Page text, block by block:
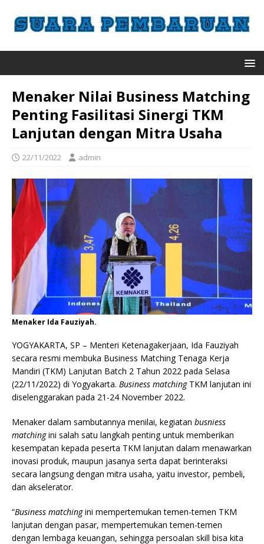
Menaker Nilai Business Matching
Penting Fasilitasi Sinergi TKM
Lanjutan dengan Mitra Usaha
22/11/2022 admin
Menaker Ida Fauziyah.
YOGYAKARTA, SP – Menteri Ketenagakerjaan, Ida Fauziyah
secara resmi membuka Business Matching Tenaga Kerja
Mandiri (TKM) Lanjutan Batch 2 Tahun 2022 pada Selasa
(22/11/2022) di Yogyakarta. Business matchingTKM lanjutan ini
diselenggarakan pada 21-24 November 2022.
Menaker dalam sambutannya menilai, kegiatan busniess
matchingini salah satu langkah penting untuk memberikan
kesempatan kepada peserta TKM lanjutan dalam menawarkan
inovasi produk, maupun jasanya serta dapat berinteraksi
secara langsung dengan mitra usaha, yaitu investor, pembeli,
dan akselerator.
“Business matchingini mempertemukan temen-temen TKM
lanjutan dengan pasar, mempertemukan temen-temen
dengan lembaga keuangan, sehingga persoalan skill bisa kita